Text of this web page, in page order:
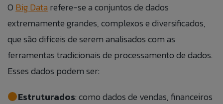
O Big Data refere-se a conjuntos de dados
extremamente grandes, complexos e diversificados,
que são difíceis de serem analisados com as
ferramentas tradicionais de processamento de dados.
Esses dados podem ser:
Estruturados: como dados de vendas, financeiros